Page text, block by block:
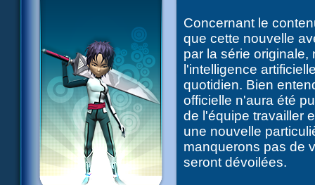
Concernant le
que cette nouvelle
par la série
l'intelligence
quotidien. Bien
officielle n'aura été
de l'équipe travailler
une nouvelle
manquerons pas de
seront dévoilées.